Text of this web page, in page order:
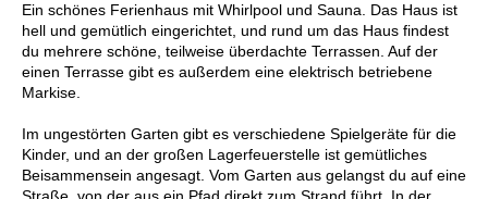
Ein schönes Ferienhaus mit Whirlpool und Sauna. Das Haus ist
hell und gemütlich eingerichtet, und rund um das Haus findest
du mehrere schöne, teilweise überdachte Terrassen. Auf der
einen Terrasse gibt es außerdem eine elektrisch betriebene
Markise.
Im ungestörten Garten gibt es verschiedene Spielgeräte für die
Kinder, und an der großen Lagerfeuerstelle ist gemütliches
Beisammensein angesagt. Vom Garten aus gelangst du auf eine